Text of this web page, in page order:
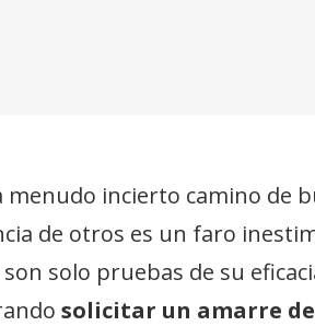
menudo incierto camino de
de otros es un faro
solo pruebas de su
solicitar un amarre